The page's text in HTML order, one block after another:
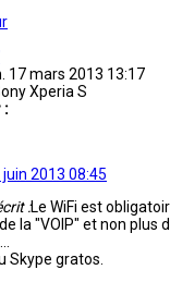
17 mars 2013 13:17
Xperia S
:
juin 2013 08:45
:Le WiFi est
la "VOIP" et non plus
Skype gratos.